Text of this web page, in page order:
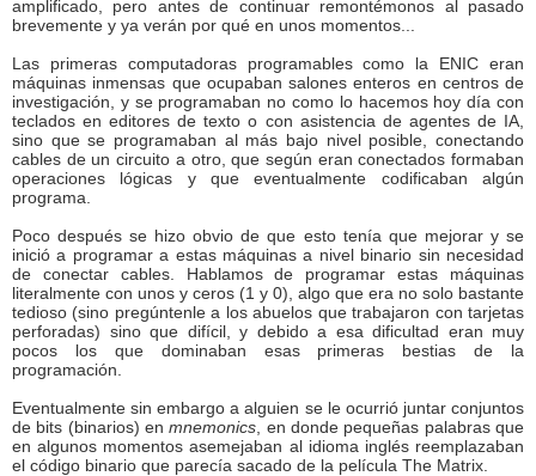
amplificado, pero antes de continuar remontémonos al pasado
brevemente y ya verán por qué en unos momentos...
Las primeras computadoras programables como la ENIC eran
máquinas inmensas que ocupaban salones enteros en centros de
investigación, y se programaban no como lo hacemos hoy día con
teclados en editores de texto o con asistencia de agentes de IA,
sino que se programaban al más bajo nivel posible, conectando
cables de un circuito a otro, que según eran conectados formaban
operaciones lógicas y que eventualmente codificaban algún
programa.
Poco después se hizo obvio de que esto tenía que mejorar y se
inició a programar a estas máquinas a nivel binario sin necesidad
de conectar cables. Hablamos de programar estas máquinas
literalmente con unos y ceros (1 y 0), algo que era no solo bastante
tedioso (sino pregúntenle a los abuelos que trabajaron con tarjetas
perforadas) sino que difícil, y debido a esa dificultad eran muy
pocos los que dominaban esas primeras bestias de la
programación.
Eventualmente sin embargo a alguien se le ocurrió juntar conjuntos
de bits (binarios) enmnemonics , en donde pequeñas palabras que
en algunos momentos asemejaban al idioma inglés reemplazaban
el código binario que parecía sacado de la película The Matrix.